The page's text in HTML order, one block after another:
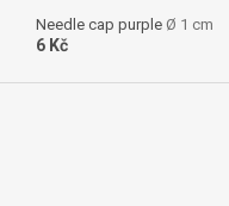
Needle cap purple Ø 1 cm
6 Kč